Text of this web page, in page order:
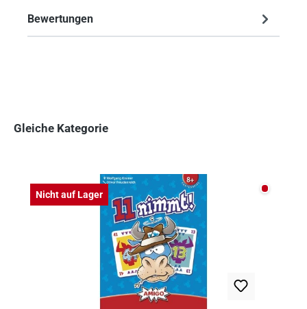
Bewertungen
Gleiche Kategorie
Nicht auf Lager Nicht